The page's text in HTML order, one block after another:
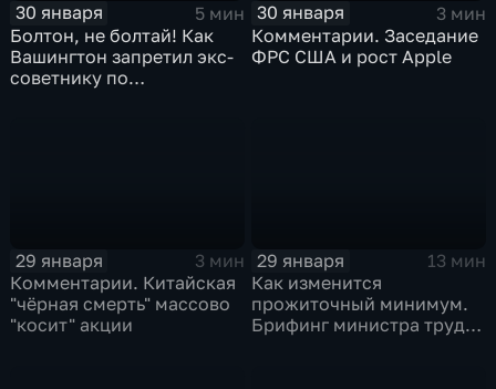
30 января
5 мин
Болтон, не болтай! Как
Вашингтон запретил экс-
советнику по
30 января
3 мин
Комментарии. Заседание
ФРС США и рост Apple
29 января
3 мин
Комментарии. Китайская
"чёрная смерть" массово
"косит" акции
29 января
13 мин
Как изменится
прожиточный минимум.
Брифинг министра труда